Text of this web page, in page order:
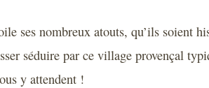
ses nombreux atouts, qu’ils soient
séduire par ce village provençal
y attendent !